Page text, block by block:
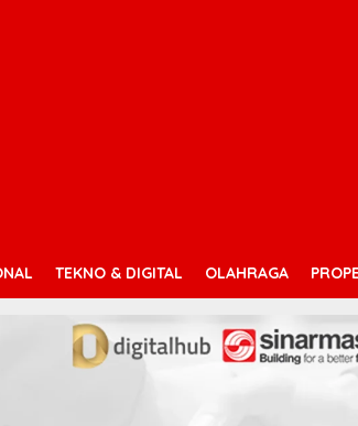
TEKNO & DIGITAL OLAHRAGA